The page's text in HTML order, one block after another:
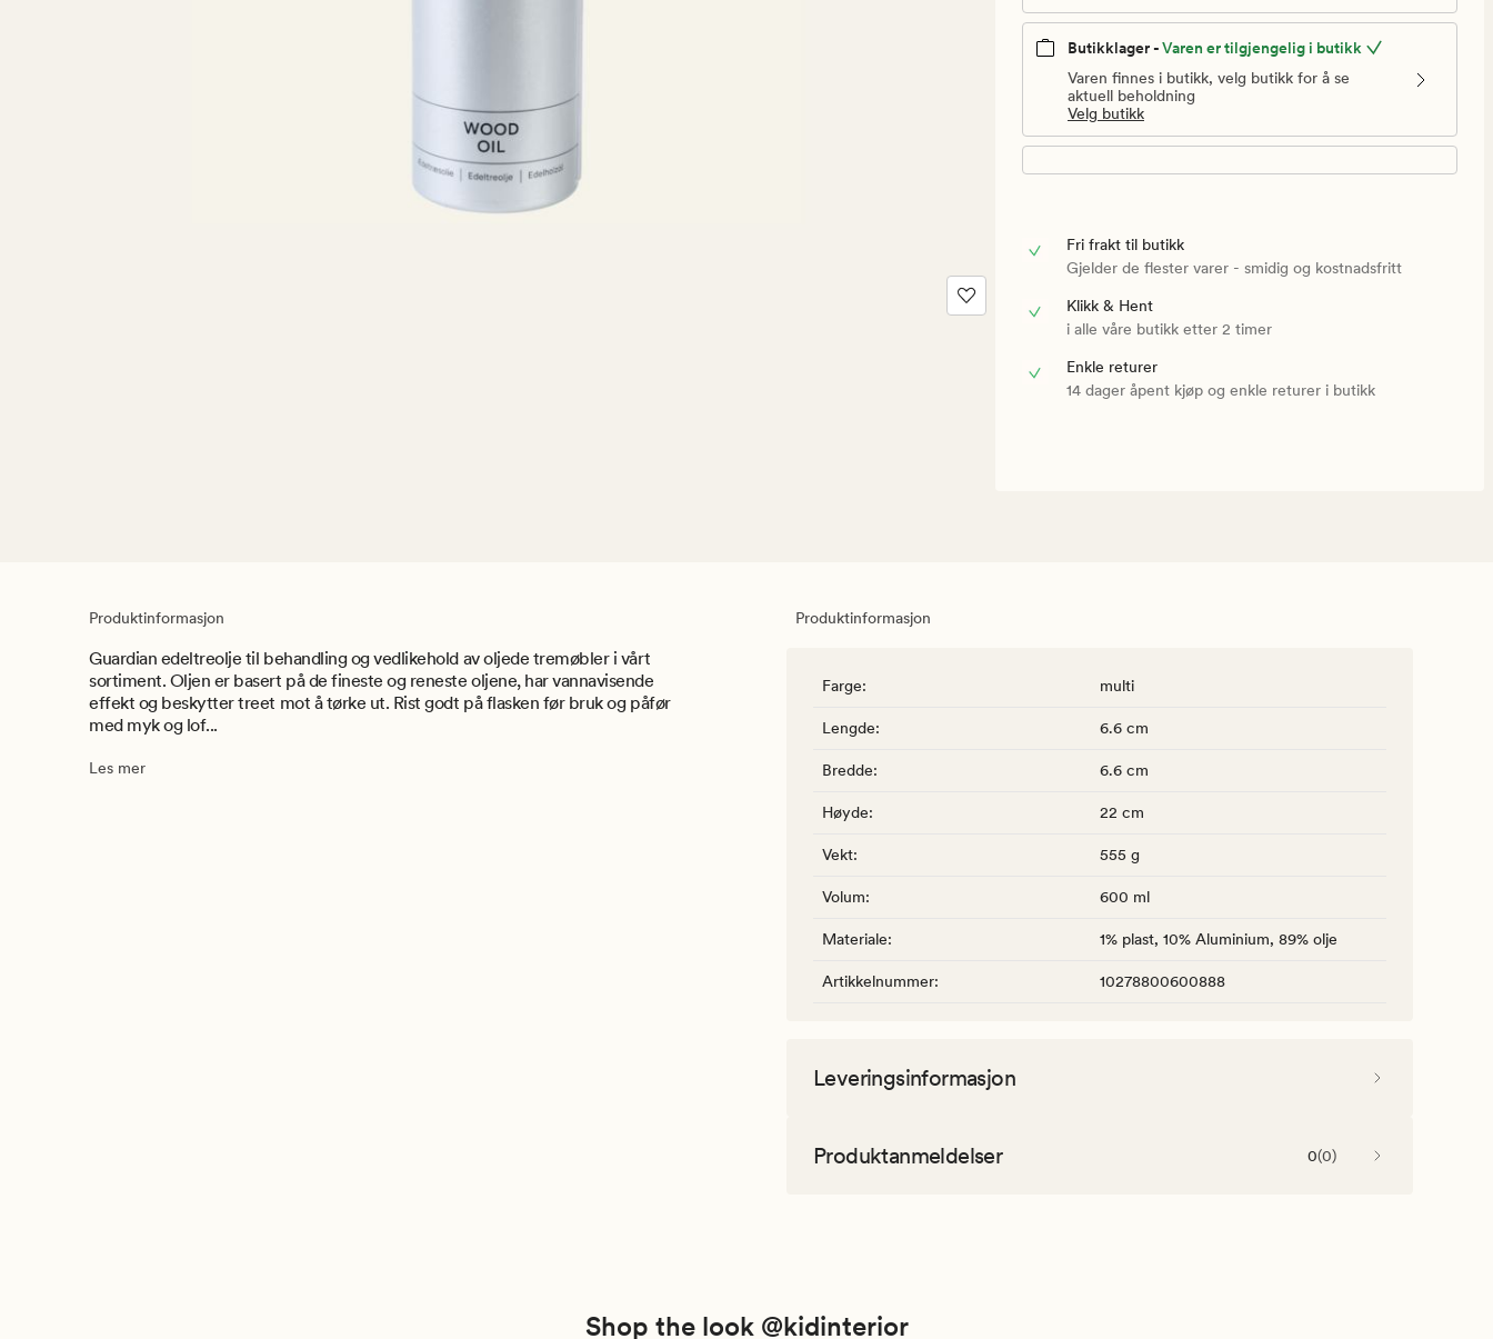
Butikklager -Varen er tilgjengelig i butikk
Varen finnes i butikk, velg butikk for å se
aktuell beholdning
Velg butikk
Fri frakt til butikk
Gjelder de flester varer - smidig og kostnadsfritt
Klikk & Hent
i alle våre butikk etter 2 timer
Enkle returer
14 dager åpent kjøp og enkle returer i butikk
Produktinformasjon
Guardian edeltreolje til behandling og vedlikehold av oljede tremøbler i vårt
sortiment. Oljen er basert på de fineste og reneste oljene, har vannavisende
effekt og beskytter treet mot å tørke ut. Rist godt på flasken før bruk og påfør
med myk og lof...
Les mer
Produktinformasjon
Farge: multi
Lengde: 6.6 cm
Bredde: 6.6 cm
Høyde: 22 cm
Vekt: 555 g
Volum: 600 ml
Materiale: 1% plast, 10% Aluminium, 89% olje
Artikkelnummer: 10278800600888
Leveringsinformasjon
Produktanmeldelser 0(0)
Shop the look @kidinterior